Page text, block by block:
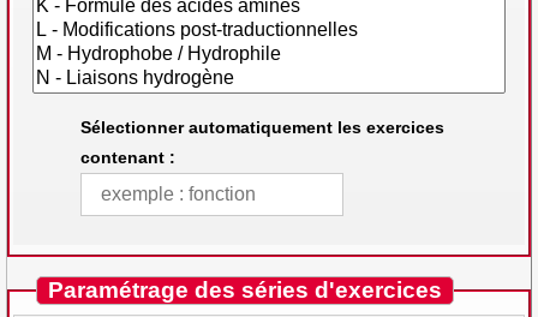
Sélectionner automatiquement les exercices
contenant :
Paramétrage des séries d'exercices